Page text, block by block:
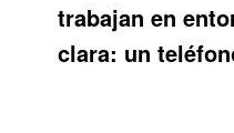
trabajan en
clara: un